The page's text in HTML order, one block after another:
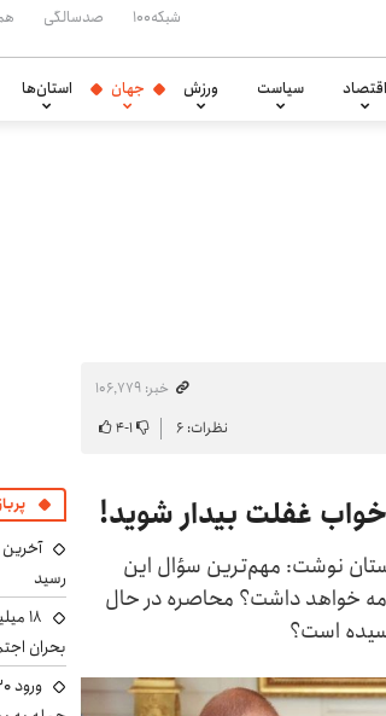
شبکه۱۰۰ صدسالگی
اقتصاد سیاست ورزش جهان استان‌ها
خبر: ۱۰۶٬۷۷۹
نظرات: ۶ ۱-۴
غفلت بیدار شوید!
نوشت: مهم‌ترین سؤال این
خواهد داشت؟ محاصره در حال
است؟
رسید
بحران